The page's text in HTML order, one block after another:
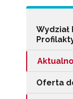
Oferta